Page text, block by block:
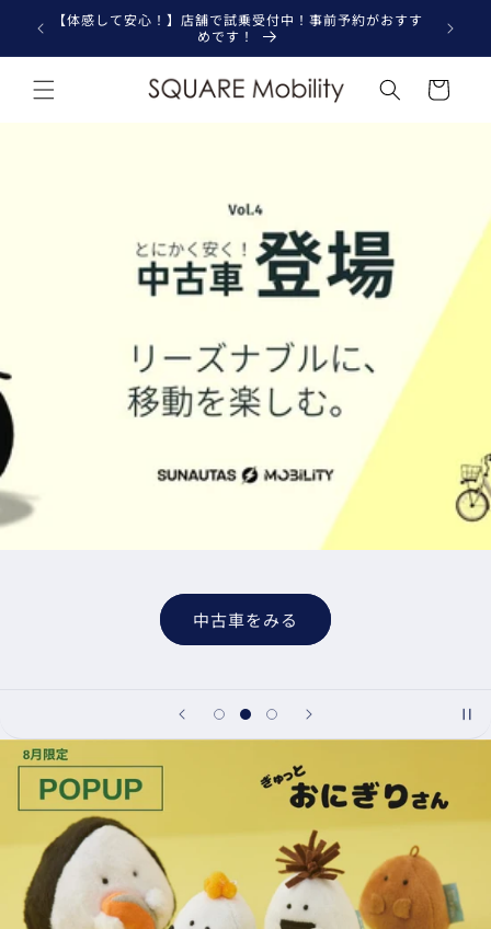
ンツに
店舗
【体感して安心！】店舗で試乗受付中！事前予約がおすす
めです！
【期間
カ
ー
中古車をみる